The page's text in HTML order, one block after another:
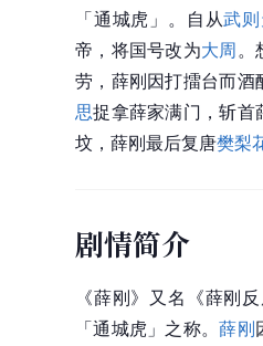
「通城虎 」。自从武
帝，将国号改为大周 。
劳，薛刚因打擂台而
思捉拿薛家满门，斩首
坟，薛刚最后复唐樊梨
剧情简介
《薛刚》又名《薛刚
「通城虎 」之称。薛刚